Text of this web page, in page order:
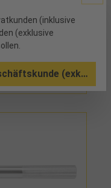
(inklusive
(exklusive
(exkl.